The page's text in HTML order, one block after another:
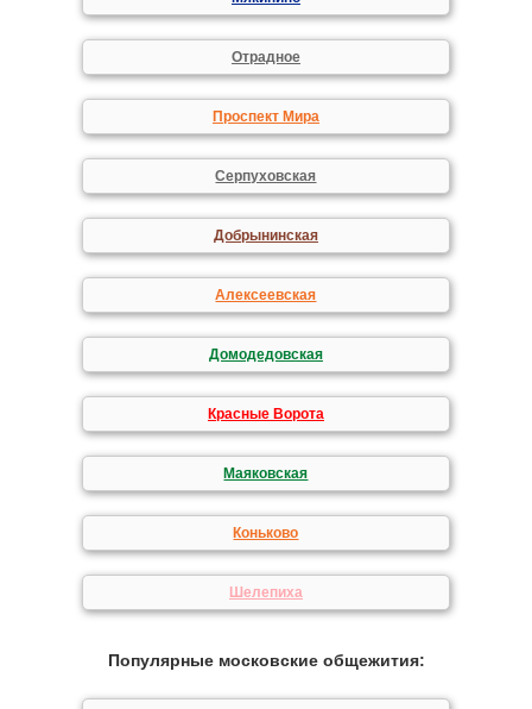
Отрадное
Проспект Мира
Серпуховская
Добрынинская
Алексеевская
Домодедовская
Красные Ворота
Маяковская
Коньково
Шелепиха
Популярные московские общежития: